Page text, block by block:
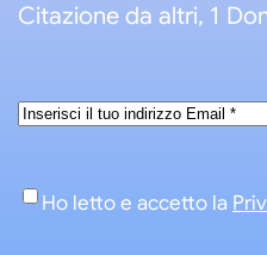
Citazione da altri, 1
Email*
Consenso*
Ho letto e accetto la